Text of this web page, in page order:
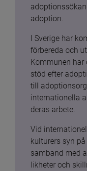
adoption.
I Sverige har
förbereda och
Kommunen har
stöd efter
till
internationella
deras arbete.
Vid
kulturers syn
samband med
likheter och